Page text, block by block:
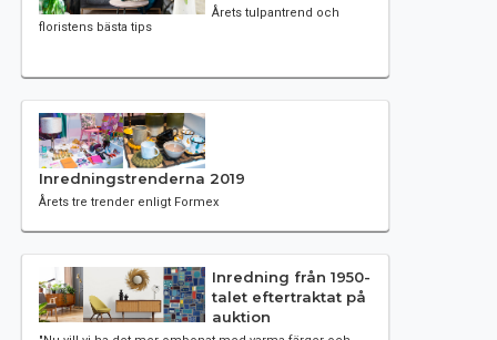
Årets tulpantrend och
floristens bästa tips
Inredningstrenderna 2019
Årets tre trender enligt Formex
Inredning från 1950-
talet eftertraktat på
auktion